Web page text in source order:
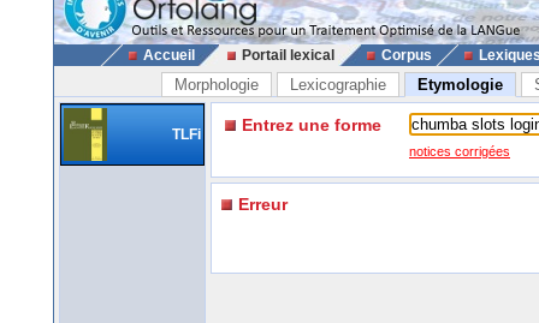
Accueil Portail lexical Corpus
Morphologie Lexicographie Etymologie
TLFi Entrez une forme
notices corrigées
Erreur